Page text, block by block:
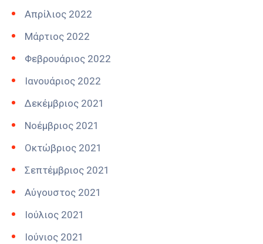
Απρίλιος 2022
Μάρτιος 2022
Φεβρουάριος 2022
Ιανουάριος 2022
Δεκέμβριος 2021
Νοέμβριος 2021
Οκτώβριος 2021
Σεπτέμβριος 2021
Αύγουστος 2021
Ιούλιος 2021
Ιούνιος 2021